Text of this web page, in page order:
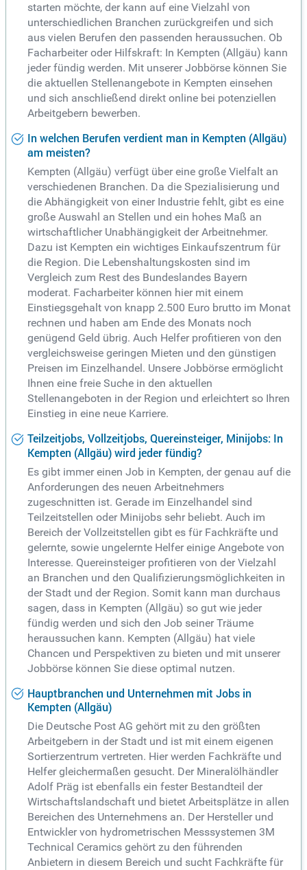
starten möchte, der kann auf eine Vielzahl von
unterschiedlichen Branchen zurückgreifen und sich
aus vielen Berufen den passenden heraussuchen. Ob
Facharbeiter oder Hilfskraft: In Kempten (Allgäu) kann
jeder fündig werden. Mit unserer Jobbörse können Sie
die aktuellen Stellenangebote in Kempten einsehen
und sich anschließend direkt online bei potenziellen
Arbeitgebern bewerben.
In welchen Berufen verdient man in Kempten (Allgäu)
am meisten?
Kempten (Allgäu) verfügt über eine große Vielfalt an
verschiedenen Branchen. Da die Spezialisierung und
die Abhängigkeit von einer Industrie fehlt, gibt es eine
große Auswahl an Stellen und ein hohes Maß an
wirtschaftlicher Unabhängigkeit der Arbeitnehmer.
Dazu ist Kempten ein wichtiges Einkaufszentrum für
die Region. Die Lebenshaltungskosten sind im
Vergleich zum Rest des Bundeslandes Bayern
moderat. Facharbeiter können hier mit einem
Einstiegsgehalt von knapp 2.500 Euro brutto im Monat
rechnen und haben am Ende des Monats noch
genügend Geld übrig. Auch Helfer profitieren von den
vergleichsweise geringen Mieten und den günstigen
Preisen im Einzelhandel. Unsere Jobbörse ermöglicht
Ihnen eine freie Suche in den aktuellen
Stellenangeboten in der Region und erleichtert so Ihren
Einstieg in eine neue Karriere.
Teilzeitjobs, Vollzeitjobs, Quereinsteiger, Minijobs: In
Kempten (Allgäu) wird jeder fündig?
Es gibt immer einen Job in Kempten, der genau auf die
Anforderungen des neuen Arbeitnehmers
zugeschnitten ist. Gerade im Einzelhandel sind
Teilzeitstellen oder Minijobs sehr beliebt. Auch im
Bereich der Vollzeitstellen gibt es für Fachkräfte und
gelernte, sowie ungelernte Helfer einige Angebote von
Interesse. Quereinsteiger profitieren von der Vielzahl
an Branchen und den Qualifizierungsmöglichkeiten in
der Stadt und der Region. Somit kann man durchaus
sagen, dass in Kempten (Allgäu) so gut wie jeder
fündig werden und sich den Job seiner Träume
heraussuchen kann. Kempten (Allgäu) hat viele
Chancen und Perspektiven zu bieten und mit unserer
Jobbörse können Sie diese optimal nutzen.
Hauptbranchen und Unternehmen mit Jobs in
Kempten (Allgäu)
Die Deutsche Post AG gehört mit zu den größten
Arbeitgebern in der Stadt und ist mit einem eigenen
Sortierzentrum vertreten. Hier werden Fachkräfte und
Helfer gleichermaßen gesucht. Der Mineralölhändler
Adolf Präg ist ebenfalls ein fester Bestandteil der
Wirtschaftslandschaft und bietet Arbeitsplätze in allen
Bereichen des Unternehmens an. Der Hersteller und
Entwickler von hydrometrischen Messsystemen 3M
Technical Ceramics gehört zu den führenden
Anbietern in diesem Bereich und sucht Fachkräfte für